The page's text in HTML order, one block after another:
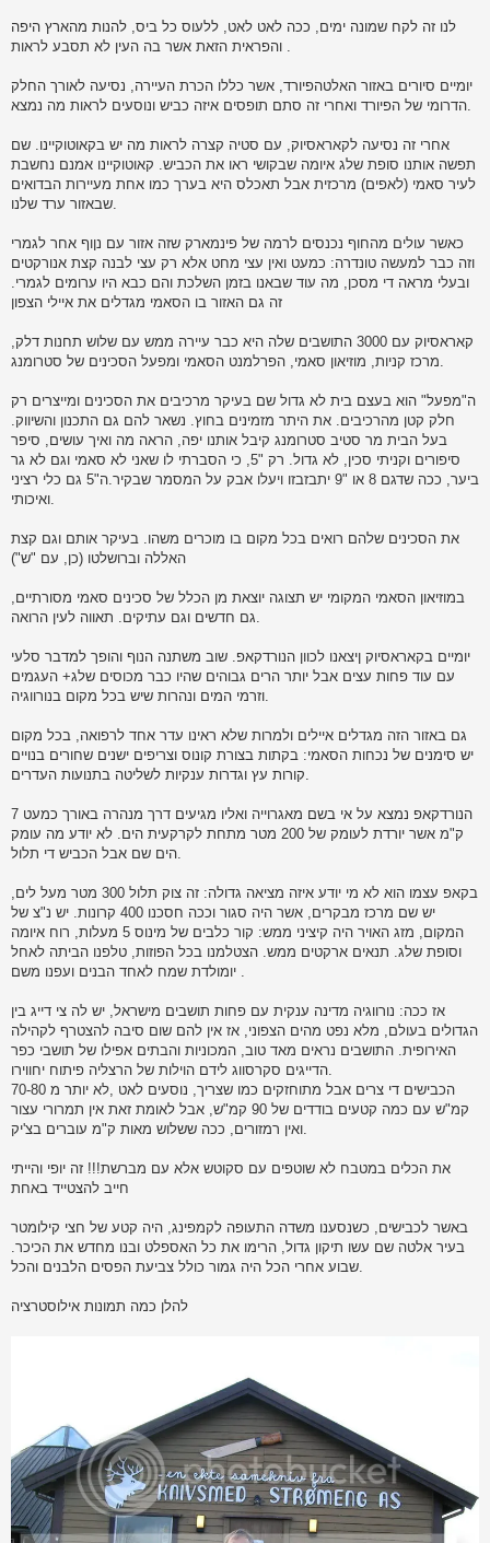
לנו זה לקח שמונה ימים, ככה לאט לאט, ללעוס כל ביס, להנות מהארץ היפה
והפראית הזאת אשר בה העין לא תסבע לראות .
יומיים סיורים באזור האלטהפיורד, אשר כללו הכרת העיירה, נסיעה לאורך החלק
הדרומי של הפיורד ואחרי זה סתם תופסים איזה כביש ונוסעים לראות מה נמצא.
אחרי זה נסיעה לקאראסיוק, עם סטיה קצרה לראות מה יש בקאוטוקיינו. שם
תפשה אותנו סופת שלג איומה שבקושי ראו את הכביש. קאוטוקיינו אמנם נחשבת
לעיר סאמי (לאפים) מרכזית אבל תאכלס היא בערך כמו אחת מעיירות הבדואים
שבאזור ערד שלנו.
כאשר עולים מהחוף נכנסים לרמה של פינמארק שזה אזור עם נןוף אחר לגמרי
וזה כבר למעשה טונדרה: כמעט ואין עצי מחט אלא רק עצי לבנה קצת אנורקטים
ובעלי מראה די מסכן, מה עוד שבאנו בזמן השלכת והם כבא היו ערומים לגמרי.
זה גם האזור בו הסאמי מגדלים את איילי הצפון
קאראסיוק עם 3000 התושבים שלה היא כבר עיירה ממש עם שלוש תחנות דלק,
מרכז קניות, מוזיאון סאמי, הפרלמנט הסאמי ומפעל הסכינים של סטרומנג.
ה"מפעל" הוא בעצם בית לא גדול שם בעיקר מרכיבים את הסכינים ומייצרים רק
חלק קטן מהרכיבים. את היתר מזמינים בחוץ. נשאר להם גם התכנון והשיווק.
בעל הבית מר סטיב סטרומנג קיבל אותנו יפה, הראה מה ואיך עושים, סיפר
סיפורים וקניתי סכין, לא גדול. רק "5, כי הסברתי לו שאני לא סאמי וגם לא גר
ביער, ככה שדגם 8 או "9 יתבזבזו ויעלו אבק על המסמר שבקיר.ה"5 גם כלי רציני
ואיכותי.
את הסכינים שלהם רואים בכל מקום בו מוכרים משהו. בעיקר אותם וגם קצת
האללה וברושלטו (כן, עם "ש")
במוזיאון הסאמי המקומי יש תצוגה יוצאת מן הכלל של סכינים סאמי מסורתיים,
גם חדשים וגם עתיקים. תאווה לעין הרואה.
יומיים בקאראסיוק ןיצאנו לכוון הנורדקאפ. שוב משתנה הנוף והופך למדבר סלעי
עם עוד פחות עצים אבל יותר הרים גבוהים שהיו כבר מכוסים שלג+ העגמים
וזרמי המים ונהרות שיש בכל מקום בנורווגיה.
גם באזור הזה מגדלים איילים ולמרות שלא ראינו עדר אחד לרפואה, בכל מקום
יש סימנים של נכחות הסאמי: בקתות בצורת קונוס וצריפים ישנים שחורים בנויים
קורות עץ וגדרות ענקיות לשליטה בתנועות העדרים.
הנורדקאפ נמצא על אי בשם מאגרוייה ואליו מגיעים דרך מנהרה באורך כמעט 7
ק"מ אשר יורדת לעומק של 200 מטר מתחת לקרקעית הים. לא יודע מה עומק
הים שם אבל הכביש די תלול.
בקאפ עצמו הוא לא מי יודע איזה מציאה גדולה: זה צוק תלול 300 מטר מעל לים,
יש שם מרכז מבקרים, אשר היה סגור וככה חסכנו 400 קרונות. יש נ"צ של
המקום, מזג האויר היה קיציני ממש: קור כלבים של מינוס 5 מעלות, רוח איומה
וסופת שלג. תנאים ארקטים ממש. הצטלמנו בכל הפוזות, טלפנו הביתה לאחל
יומולדת שמח לאחד הבנים ועפנו משם .
אז ככה: נורווגיה מדינה ענקית עם פחות תושבים מישראל, יש לה צי דייג בין
הגדולים בעולם, מלא נפט מהים הצפוני, אז אין להם שום סיבה להצטרף לקהילה
האירופית. התושבים נראים מאד טוב, המכוניות והבתים אפילו של תושבי כפר
הדייגים סקרסווג לידם הוילות של הרצליה פיתוח יחווירו.
הכבישים די צרים אבל מתוחזקים כמו שצריך, נוסעים לאט ,לא יותר מ 70-80
קמ"ש עם כמה קטעים בודדים של 90 קמ"ש, אבל לאומת זאת אין תמרורי עצור
ואין רמזורים, ככה ששלוש מאות ק"מ עוברים בצ'יק.
את הכלים במטבח לא שוטפים עם סקוטש אלא עם מברשת!!! זה יופי והייתי
חייב להצטייד באחת
באשר לכבישים, כשנסענו משדה התעופה לקמפינג, היה קטע של חצי קילומטר
בעיר אלטה שם עשו תיקון גדול, הרימו את כל האספלט ובנו מחדש את הכיכר.
שבוע אחרי הכל היה גמור כולל צביעת הפסים הלבנים והכל.
להלן כמה תמונות אילוסטרציה